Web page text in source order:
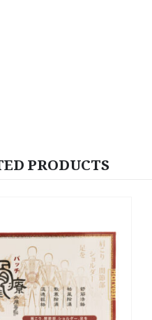
PRODUCTS